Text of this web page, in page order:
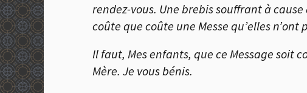
rendez-vous. Une brebis souffrant à
coûte que coûte une Messe qu’elles
Il faut, Mes enfants, que ce Message soit
Mère. Je vous bénis.